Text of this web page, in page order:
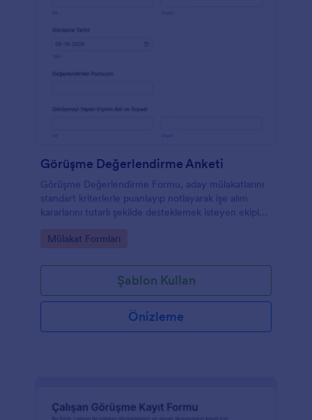
Görüşme Değerlendirme Anketi
Görüşme Değerlendirme Formu, aday mülakatlarını
standart kriterlerle puanlayıp notlayarak işe alım
kararlarını tutarlı şekilde desteklemek isteyen ekipler
Go to Category:
Mülakat Formları
Şablon Kullan
Önizleme